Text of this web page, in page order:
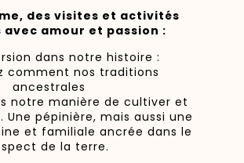
des visites et activités
avec amour et passion :
dans notre histoire :
comment nos traditions
ancestrales
notre manière de cultiver et
pépinière, mais aussi une
et familiale ancrée dans le
de la terre.